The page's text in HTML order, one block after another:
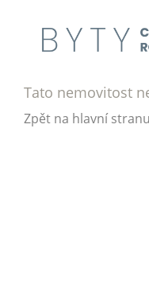
Tato nemovitost
Zpět na hlavní stranu